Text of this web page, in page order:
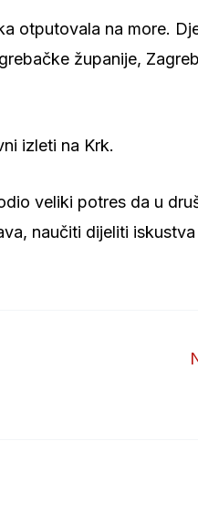
otputovala na more.
županije,
izleti na Krk.
veliki potres da u
naučiti dijeliti